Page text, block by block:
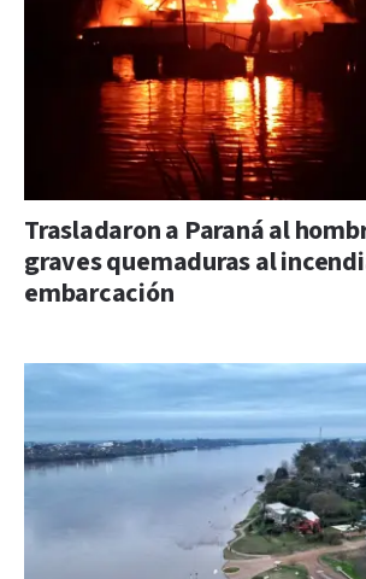
Trasladaron a Paraná al
graves quemaduras al
embarcación